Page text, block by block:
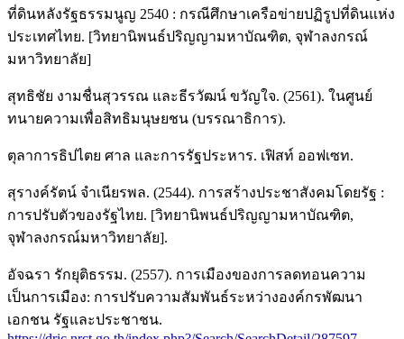
ที่ดินหลังรัฐธรรมนูญ 2540 : กรณีศึกษาเครือข่ายปฏิรูปที่ดินแห่ง
ประเทศไทย. [วิทยานิพนธ์ปริญญามหาบัณฑิต, จุฬาลงกรณ์
มหาวิทยาลัย]
สุทธิชัย งามชื่นสุวรรณ และธีรวัฒน์ ขวัญใจ. (2561). ในศูนย์
ทนายความเพื่อสิทธิมนุษยชน (บรรณาธิการ).
ตุลาการธิปไตย ศาล และการรัฐประหาร. เฟิสท์ ออฟเซท.
สุรางค์รัตน์ จำเนียรพล. (2544). การสร้างประชาสังคมโดยรัฐ :
การปรับตัวของรัฐไทย. [วิทยานิพนธ์ปริญญามหาบัณฑิต,
จุฬาลงกรณ์มหาวิทยาลัย].
อัจฉรา รักยุติธรรม. (2557). การเมืองของการลดทอนความ
เป็นการเมือง: การปรับความสัมพันธ์ระหว่างองค์กรพัฒนา
เอกชน รัฐและประชาชน.